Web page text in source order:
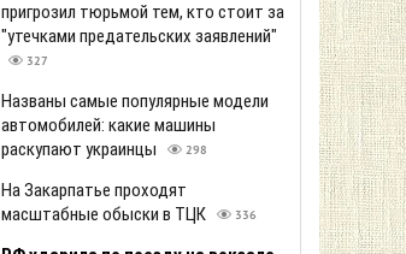
пригрозил тюрьмой тем, кто стоит за
"утечками предательских заявлений"
327
Названы самые популярные модели
автомобилей: какие машины
раскупают украинцы
298
На Закарпатье проходят
масштабные обыски в ТЦК
336